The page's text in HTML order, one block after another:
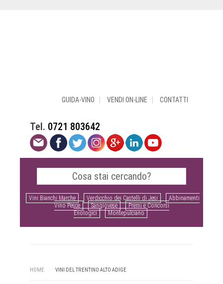
GUIDA-VINO VENDI ON-LINE CONTATTI
Tel. 0721 803642
Vini Bianchi Marche Verdicchio dei Castelli di Jesi
Abbinamenti
Vino Pesce
Sangiovese
Premi e Concorsi
Enologici
Montepulciano
HOME VINI DEL TRENTINO ALTO ADIGE